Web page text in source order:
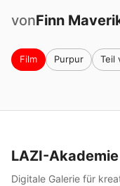
vonFinn
Film Purpur Teil
LAZI-Akademie
Digitale Galerie für